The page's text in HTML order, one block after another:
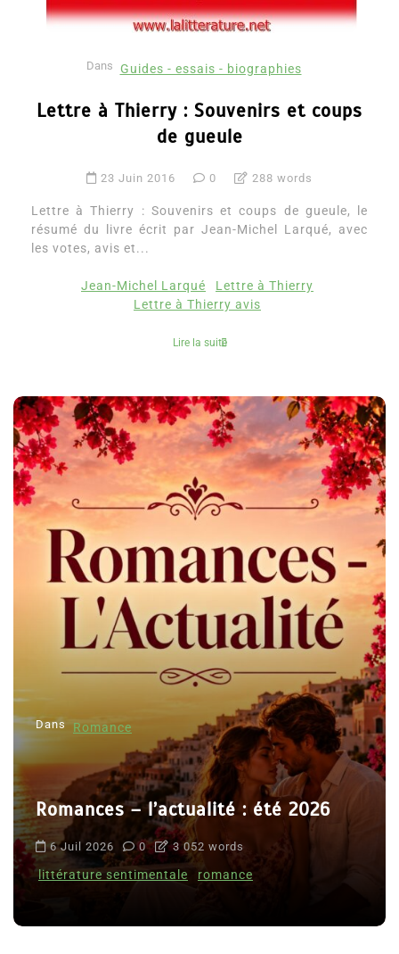
Dans Guides - essais - biographies
Lettre à Thierry : Souvenirs et coups
de gueule
23 Juin 2016 0 288 words
Lettre à Thierry : Souvenirs et coups de gueule, le
résumé du livre écrit par Jean-Michel Larqué, avec
les votes, avis et...
Jean-Michel Larqué
Lettre à Thierry
Lettre à Thierry avis
Lire la suite
Dans Romance
Romances – l’actualité : été 2026
6 Juil 2026 0 3 052 words
littérature sentimentale romance